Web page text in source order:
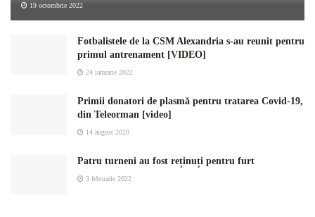
19 octombrie 2022
Fotbalistele de la CSM Alexandria s-au reunit pentru
primul antrenament [VIDEO]
24 ianuarie 2022
Primii donatori de plasmă pentru tratarea Covid-19,
din Teleorman [video]
14 august 2020
Patru turneni au fost reținuți pentru furt
3 februarie 2022